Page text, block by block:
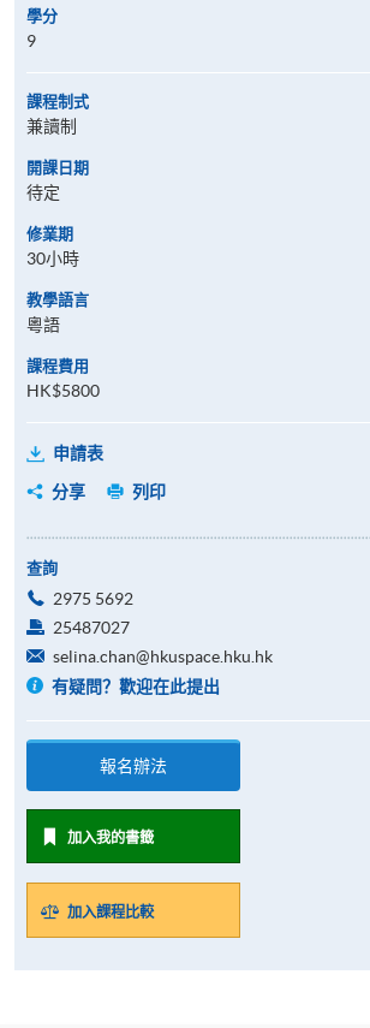
學分
9
課程制式
兼讀制
開課日期
待定
修業期
30小時
教學語言
粵語
課程費用
HK$5800
申請表
分享
列印
查詢
2975 5692
25487027
selina.chan@hkuspace.hku.hk
有疑問？歡迎在此提出
報名辦法
加入我的書籤
加入課程比較